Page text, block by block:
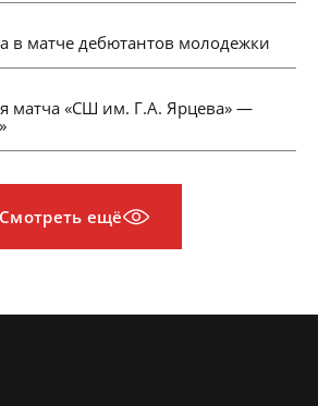
в матче дебютантов молодежки
матча «СШ им. Г.А. Ярцева» —
Смотреть ещё